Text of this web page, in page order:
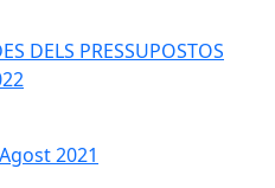
DELS PRESSUPOSTOS
2021
2021